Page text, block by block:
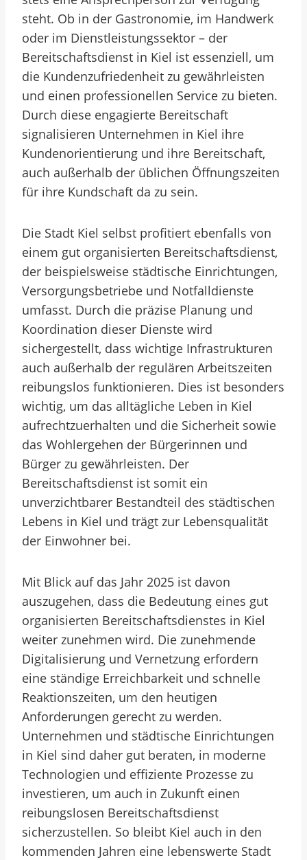
steht. Ob in der Gastronomie, im Handwerk
oder im Dienstleistungssektor – der
Bereitschaftsdienst in Kiel ist essenziell, um
die Kundenzufriedenheit zu gewährleisten
und einen professionellen Service zu bieten.
Durch diese engagierte Bereitschaft
signalisieren Unternehmen in Kiel ihre
Kundenorientierung und ihre Bereitschaft,
auch außerhalb der üblichen Öffnungszeiten
für ihre Kundschaft da zu sein.
Die Stadt Kiel selbst profitiert ebenfalls von
einem gut organisierten Bereitschaftsdienst,
der beispielsweise städtische Einrichtungen,
Versorgungsbetriebe und Notfalldienste
umfasst. Durch die präzise Planung und
Koordination dieser Dienste wird
sichergestellt, dass wichtige Infrastrukturen
auch außerhalb der regulären Arbeitszeiten
reibungslos funktionieren. Dies ist besonders
wichtig, um das alltägliche Leben in Kiel
aufrechtzuerhalten und die Sicherheit sowie
das Wohlergehen der Bürgerinnen und
Bürger zu gewährleisten. Der
Bereitschaftsdienst ist somit ein
unverzichtbarer Bestandteil des städtischen
Lebens in Kiel und trägt zur Lebensqualität
der Einwohner bei.
Mit Blick auf das Jahr 2025 ist davon
auszugehen, dass die Bedeutung eines gut
organisierten Bereitschaftsdienstes in Kiel
weiter zunehmen wird. Die zunehmende
Digitalisierung und Vernetzung erfordern
eine ständige Erreichbarkeit und schnelle
Reaktionszeiten, um den heutigen
Anforderungen gerecht zu werden.
Unternehmen und städtische Einrichtungen
in Kiel sind daher gut beraten, in moderne
Technologien und effiziente Prozesse zu
investieren, um auch in Zukunft einen
reibungslosen Bereitschaftsdienst
sicherzustellen. So bleibt Kiel auch in den
kommenden Jahren eine lebenswerte Stadt